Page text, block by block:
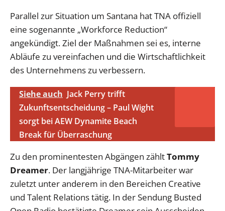
Parallel zur Situation um Santana hat TNA offiziell
eine sogenannte „Workforce Reduction“
angekündigt. Ziel der Maßnahmen sei es, interne
Abläufe zu vereinfachen und die Wirtschaftlichkeit
des Unternehmens zu verbessern.
Siehe auch Jack Perry trifft
Zukunftsentscheidung – Paul Wight
sorgt bei AEW Dynamite Beach
Break für Überraschung
Zu den prominentesten Abgängen zähltTommy
Dreamer. Der langjährige TNA-Mitarbeiter war
zuletzt unter anderem in den Bereichen Creative
und Talent Relations tätig. In der Sendung Busted